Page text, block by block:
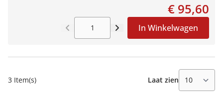
€ 95,60
In Winkelwagen
3 Item(s) Laat zien